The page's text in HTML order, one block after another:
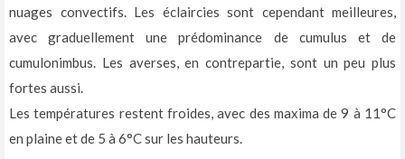
nuages convectifs. Les éclaircies sont cependant meilleures,
avec graduellement une prédominance de cumulus et de
cumulonimbus. Les averses, en contrepartie, sont un peu plus
fortes aussi.
Les températures restent froides, avec des maxima de 9 à 11°C
en plaine et de 5 à 6°C sur les hauteurs.